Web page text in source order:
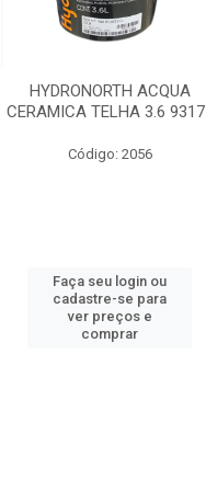
HYDRONORTH GRANFFINO
PEDRAS MARROCOS 20KG
Código: 10383 B
Faça seu login ou
cadastre-se para
ver preços e
comprar